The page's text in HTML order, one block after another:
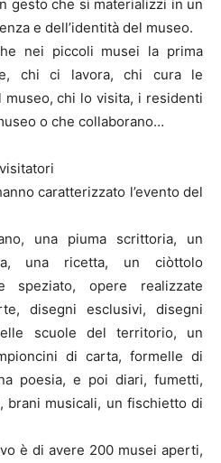
gesto che si materializzi in un
e dell’identità del museo.
nei piccoli musei la prima
chi ci lavora, chi cura le
chi lo visita, i residenti
o che collaborano…
caratterizzato l’evento del
una piuma scrittoria, un
una ricetta, un ciòttolo
speziato, opere realizzate
disegni esclusivi, disegni
scuole del territorio, un
di carta, formelle di
poesia, e poi diari, fumetti,
brani musicali, un fischietto di
è di avere 200 musei aperti,